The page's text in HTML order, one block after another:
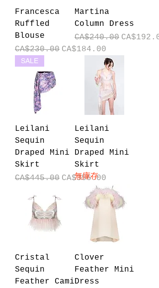
Francesca
Ruffled
Blouse
一般價格
CA$230.00 促銷價格
CA$184.00
Martina
Column Dress
一般價格
CA$240.00 促銷價格
SALE
Leilani
Sequin
Draped Mini
Skirt
一般價格
CA$445.00 促銷價格
CA$356.00
Leilani
Sequin
Draped Mini
Skirt
無庫存
Cristal
Sequin
Feather Cami
Clover
Feather Mini
Dress